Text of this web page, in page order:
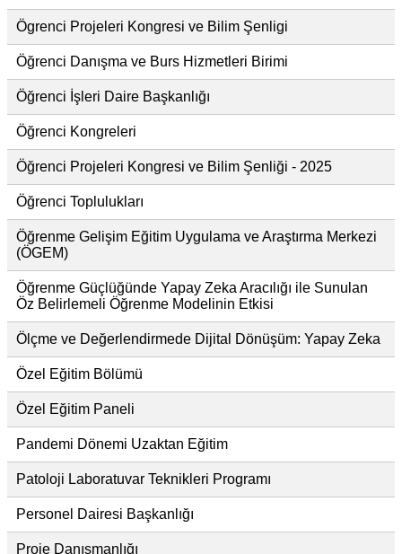
Ögrenci Projeleri Kongresi ve Bilim Şenligi
Öğrenci Danışma ve Burs Hizmetleri Birimi
Öğrenci İşleri Daire Başkanlığı
Öğrenci Kongreleri
Öğrenci Projeleri Kongresi ve Bilim Şenliği - 2025
Öğrenci Toplulukları
Öğrenme Gelişim Eğitim Uygulama ve Araştırma Merkezi
(ÖGEM)
Öğrenme Güçlüğünde Yapay Zeka Aracılığı ile Sunulan
Öz Belirlemeli Öğrenme Modelinin Etkisi
Ölçme ve Değerlendirmede Dijital Dönüşüm: Yapay Zeka
Özel Eğitim Bölümü
Özel Eğitim Paneli
Pandemi Dönemi Uzaktan Eğitim
Patoloji Laboratuvar Teknikleri Programı
Personel Dairesi Başkanlığı
Proje Danışmanlığı